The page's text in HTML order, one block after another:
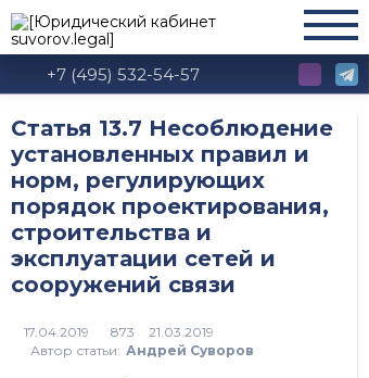
+7 (495) 532-54-57
Статья 13.7 Несоблюдение
установленных правил и
норм, регулирующих
порядок проектирования,
строительства и
эксплуатации сетей и
сооружений связи
873
Автор статьи: Андрей Суворов